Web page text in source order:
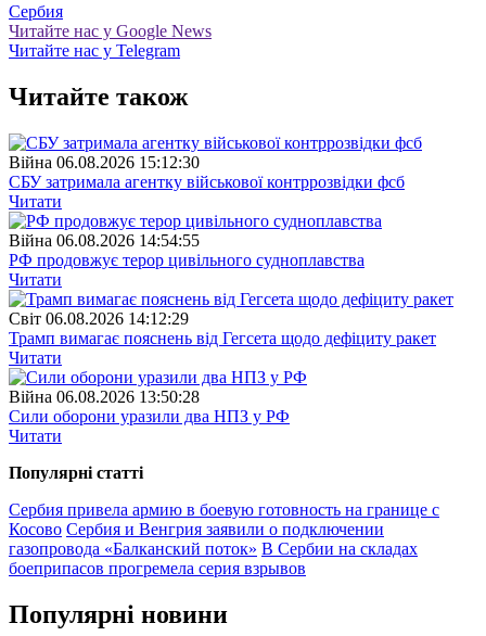
Сербия
Читайте нас у Google News
Читайте нас у Telegram
Читайте також
Війна 06.08.2026 15:12:30
СБУ затримала агентку військової контррозвідки фсб
Читати
Війна 06.08.2026 14:54:55
РФ продовжує терор цивільного судноплавства
Читати
Свiт 06.08.2026 14:12:29
Трамп вимагає пояснень від Гегсета щодо дефіциту ракет
Читати
Війна 06.08.2026 13:50:28
Сили оборони уразили два НПЗ у РФ
Читати
Популярнi статтi
Сербия привела армию в боевую готовность на границе с
Косово Сербия и Венгрия заявили о подключении
газопровода «Балканский поток» В Сербии на складах
боеприпасов прогремела серия взрывов
Популярнi новини